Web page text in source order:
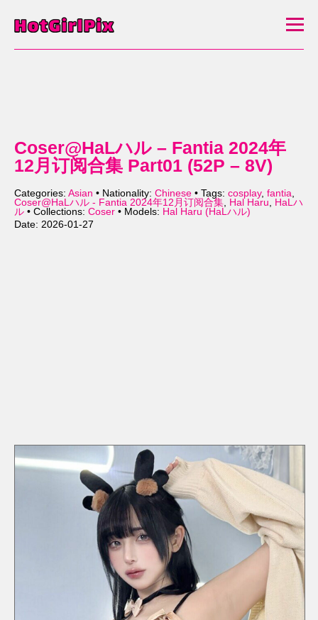
Coser@HaLハル – Fantia 2024年
12月订阅合集 Part01 (52P – 8V)
Categories: Asian • Nationality: Chinese • Tags: cosplay, fantia,
Coser@HaLハル - Fantia 2024年12月订阅合集, Hal Haru, HaLハ
ル • Collections: Coser • Models: Hal Haru (HaLハル)
Date: 2026-01-27